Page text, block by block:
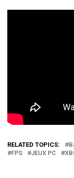
RELATED TOPICS:
FPS
JEUX PC